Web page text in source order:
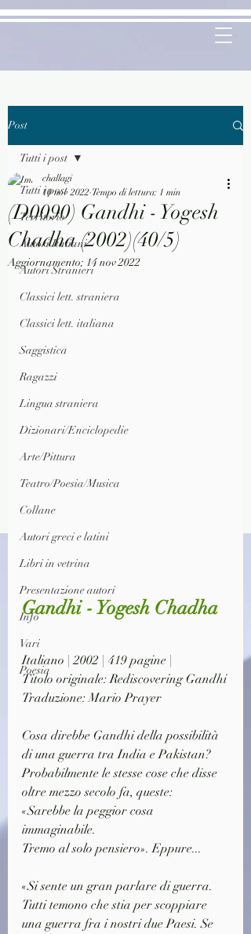
Post
Tutti i post
Territorio
Autori Italiani
Autori Stranieri
Classici lett. straniera
Classici lett. italiana
Saggistica
Ragazzi
Lingua straniera
Dizionari/Enciclopedie
Arte/Pittura
Teatro/Poesia/Musica
Collane
Autori greci e latini
Libri in vetrina
Presentazione autori
Info
Vari
Poesia
Tutti i post
(D0090) Gandhi - Yogesh
Chadha (2002)(40/5)
challagi
10 nov 2022 Tempo di lettura: 1 min
Aggiornamento: 14 nov 2022
Gandhi - Yogesh Chadha
Italiano | 2002 | 419 pagine |
Titolo originale: Rediscovering Gandhi
Traduzione: Mario Prayer
Cosa direbbe Gandhi della possibilità
di una guerra tra India e Pakistan?
Probabilmente le stesse cose che disse
oltre mezzo secolo fa, queste:
«Sarebbe la peggior cosa
immaginabile.
Tremo al solo pensiero». Eppure...
«Si sente un gran parlare di guerra.
Tutti temono che stia per scoppiare
una guerra fra i nostri due Paesi. Se